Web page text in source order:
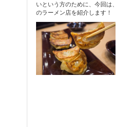
いという方のために、今回は
のラーメン店を紹介します！